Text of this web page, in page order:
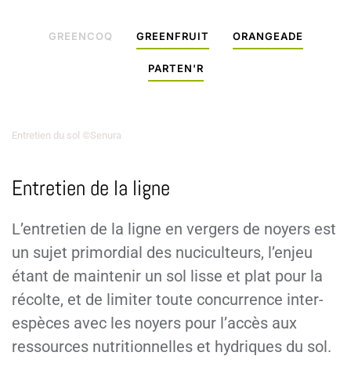
GREENCOQ GREENFRUIT ORANGEADE
PARTEN'R
Entretien du sol ©Senura
Entretien de la ligne
L’entretien de la ligne en vergers de noyers est
un sujet primordial des nuciculteurs, l’enjeu
étant de maintenir un sol lisse et plat pour la
récolte, et de limiter toute concurrence inter-
espèces avec les noyers pour l’accès aux
ressources nutritionnelles et hydriques du sol.